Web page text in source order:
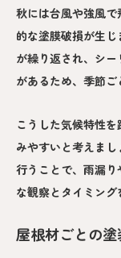
秋には台風や強風
的な塗膜破損が生
が繰り返され、シ
があるため、季節ご
こうした気候特性
みやすいと考えま
行うことで、雨漏
な観察とタイミング
屋根材ごとの